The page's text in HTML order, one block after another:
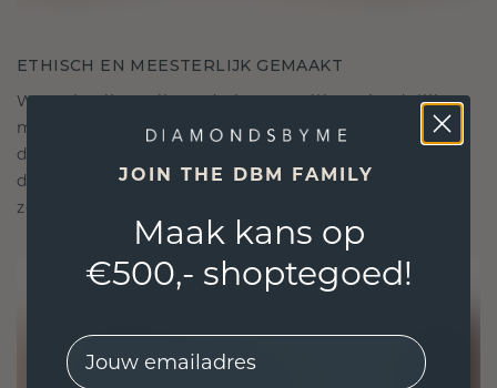
ETHISCH EN MEESTERLIJK GEMAAKT
We gebruiken alleen de beste, milieuvriendelijke
materialen en lab-grown diamanten. Onze
deskundige goudsmeden combineren
duurzaamheid met ongeëvenaard vakmanschap,
zodat je sieraden zowel ethisch als prachtig zijn.
JOIN THE DBM FAMILY
Maak kans op
€500,- shoptegoed!
EMail